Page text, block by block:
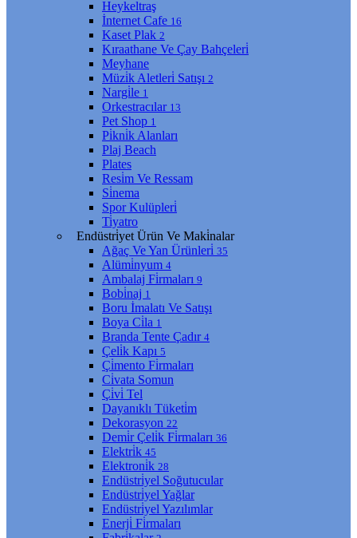
Heykeltraş
İnternet Cafe 16
Kaset Plak 2
Kıraathane Ve Çay Bahçeleri̇
Meyhane
Müzi̇k Aletleri̇ Satışı 2
Nargi̇le 1
Orkestracılar 13
Pet Shop 1
Pi̇kni̇k Alanları
Plaj Beach
Plates
Resi̇m Ve Ressam
Si̇nema
Spor Kulüpleri̇
Ti̇yatro
Endüstri̇yet Ürün Ve Maki̇nalar
Ağaç Ve Yan Ürünleri̇ 35
Alümi̇nyum 4
Ambalaj Fi̇rmaları 9
Bobi̇naj 1
Boru İmalatı Ve Satışı
Boya Ci̇la 1
Branda Tente Çadır 4
Çeli̇k Kapı 5
Çi̇mento Fi̇rmaları
Ci̇vata Somun
Çi̇vi̇ Tel
Dayanıklı Tüketi̇m
Dekorasyon 22
Demi̇r Çeli̇k Fi̇rmaları 36
Elektri̇k 45
Elektroni̇k 28
Endüstri̇yel Soğutucular
Endüstri̇yel Yağlar
Endüstri̇yel Yazılımlar
Enerji̇ Fi̇rmaları